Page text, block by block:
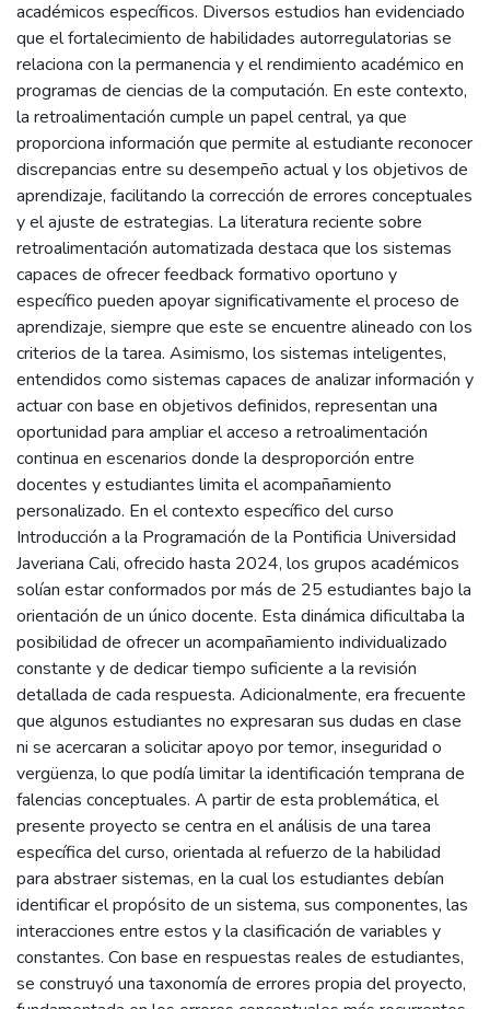
académicos específicos. Diversos estudios han evidenciado
que el fortalecimiento de habilidades autorregulatorias se
relaciona con la permanencia y el rendimiento académico en
programas de ciencias de la computación. En este contexto,
la retroalimentación cumple un papel central, ya que
proporciona información que permite al estudiante reconocer
discrepancias entre su desempeño actual y los objetivos de
aprendizaje, facilitando la corrección de errores conceptuales
y el ajuste de estrategias. La literatura reciente sobre
retroalimentación automatizada destaca que los sistemas
capaces de ofrecer feedback formativo oportuno y
específico pueden apoyar significativamente el proceso de
aprendizaje, siempre que este se encuentre alineado con los
criterios de la tarea. Asimismo, los sistemas inteligentes,
entendidos como sistemas capaces de analizar información y
actuar con base en objetivos definidos, representan una
oportunidad para ampliar el acceso a retroalimentación
continua en escenarios donde la desproporción entre
docentes y estudiantes limita el acompañamiento
personalizado. En el contexto específico del curso
Introducción a la Programación de la Pontificia Universidad
Javeriana Cali, ofrecido hasta 2024, los grupos académicos
solían estar conformados por más de 25 estudiantes bajo la
orientación de un único docente. Esta dinámica dificultaba la
posibilidad de ofrecer un acompañamiento individualizado
constante y de dedicar tiempo suficiente a la revisión
detallada de cada respuesta. Adicionalmente, era frecuente
que algunos estudiantes no expresaran sus dudas en clase
ni se acercaran a solicitar apoyo por temor, inseguridad o
vergüenza, lo que podía limitar la identificación temprana de
falencias conceptuales. A partir de esta problemática, el
presente proyecto se centra en el análisis de una tarea
específica del curso, orientada al refuerzo de la habilidad
para abstraer sistemas, en la cual los estudiantes debían
identificar el propósito de un sistema, sus componentes, las
interacciones entre estos y la clasificación de variables y
constantes. Con base en respuestas reales de estudiantes,
se construyó una taxonomía de errores propia del proyecto,